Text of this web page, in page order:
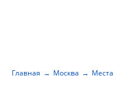
Главная Москва Места